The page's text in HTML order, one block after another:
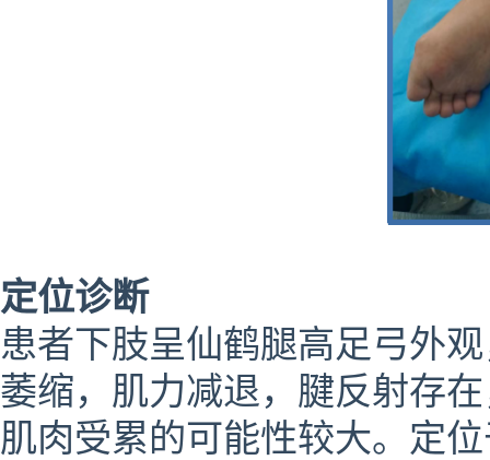
定位诊断
患者下肢呈仙鹤腿高足弓外
萎缩，肌力减退，腱反射存
肌肉受累的可能性较大。定